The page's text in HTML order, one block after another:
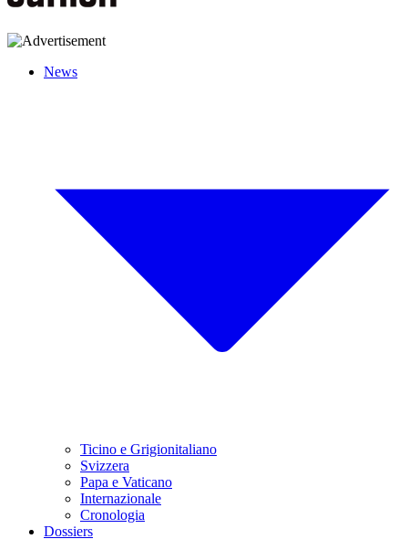
News
Ticino e Grigionitaliano
Svizzera
Papa e Vaticano
Internazionale
Cronologia
Dossiers